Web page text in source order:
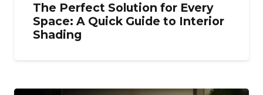
The Perfect Solution for Every
Space: A Quick Guide to Interior
Shading